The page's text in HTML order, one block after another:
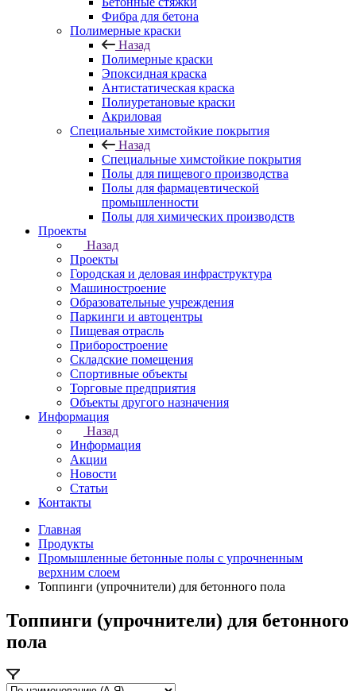
Фибра для бетона
Полимерные краски
Назад
Полимерные краски
Эпоксидная краска
Антистатическая краска
Полиуретановые краски
Акриловая
Специальные химстойкие покрытия
Назад
Специальные химстойкие покрытия
Полы для пищевого производства
Полы для фармацевтической
промышленности
Полы для химических производств
Проекты
Назад
Проекты
Городская и деловая инфраструктура
Машиностроение
Образовательные учреждения
Паркинги и автоцентры
Пищевая отрасль
Приборостроение
Складские помещения
Спортивные объекты
Торговые предприятия
Объекты другого назначения
Информация
Назад
Информация
Акции
Новости
Статьи
Контакты
Главная
Продукты
Промышленные бетонные полы с упрочненным
верхним слоем
Топпинги (упрочнители) для бетонного пола
Топпинги (упрочнители) для бетонного
пола